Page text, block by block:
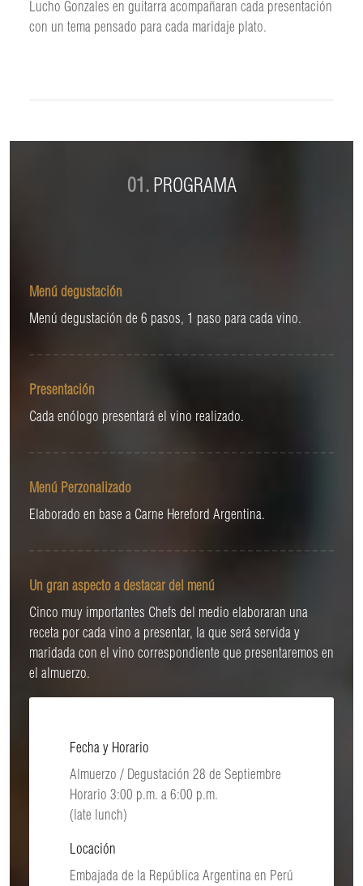
Lucho Gonzales en guitarra acompañaran cada presentación
con un tema pensado para cada maridaje plato.
01.PROGRAMA
Menú degustación
Menú degustación de 6 pasos, 1 paso para cada vino.
Presentación
Cada enólogo presentará el vino realizado.
Menú Perzonalizado
Elaborado en base a Carne Hereford Argentina.
Un gran aspecto a destacar del menú
Cinco muy importantes Chefs del medio elaboraran una
receta por cada vino a presentar, la que será servida y
maridada con el vino correspondiente que presentaremos en
el almuerzo.
Fecha y Horario
Almuerzo / Degustación 28 de Septiembre
Horario 3:00 p.m. a 6:00 p.m.
(late lunch)
Locación
Embajada de la República Argentina en Perú